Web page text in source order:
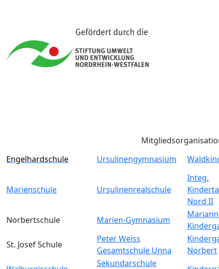
Engelhardschule
Ursulinengymnasium
Marienschule Ursulinenrealschule
Integ.
Nord II
Norbertschule
Marien-Gymnasium
St. Josef Schule
Peter Weiss
Gesamtschule Unna
Norbert
Sekundarschule